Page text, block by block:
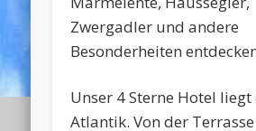
Zwergadler und andere
Besonderheiten
Unser 4 Sterne Hotel
Atlantik. Von der